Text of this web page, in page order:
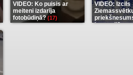
VIDEO: Ko puisis ar
meiteni izdarīja
fotobūdiņā?(17)
VIDEO: Izcils
karu stilā(7)